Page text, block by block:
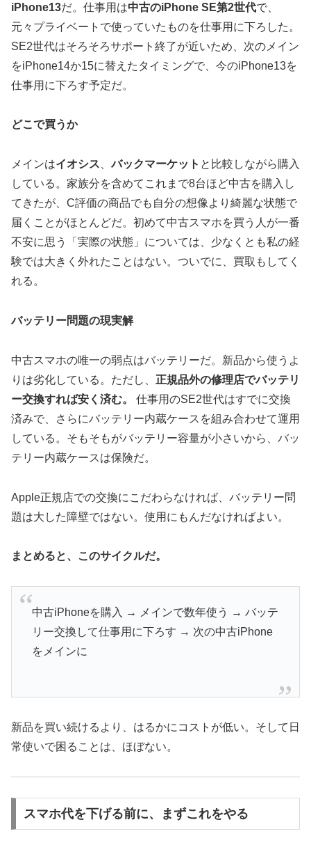
iPhone13だ。仕事用は中古のiPhone SE第2世代で、
元々プライベートで使っていたものを仕事用に下ろした。
SE2世代はそろそろサポート終了が近いため、次のメイン
をiPhone14か15に替えたタイミングで、今のiPhone13を
仕事用に下ろす予定だ。
どこで買うか
メインはイオシス 、バックマーケット と比較しながら購入
している。家族分を含めてこれまで8台ほど中古を購入し
てきたが、C評価の商品でも自分の想像より綺麗な状態で
届くことがほとんどだ。初めて中古スマホを買う人が一番
不安に思う「実際の状態」については、少なくとも私の経
験では大きく外れたことはない。ついでに、買取もしてく
れる。
バッテリー問題の現実解
中古スマホの唯一の弱点はバッテリーだ。新品から使うよ
りは劣化している。ただし、 正規品外の修理店でバッテリ
ー交換すれば安く済む。
仕事用のSE2世代はすでに交換
済みで、さらにバッテリー内蔵ケースを組み合わせて運用
している。そもそもがバッテリー容量が小さいから、バッ
テリー内蔵ケースは保険だ。
Apple正規店での交換にこだわらなければ、バッテリー問
題は大した障壁ではない。使用にもんだなければよい。
まとめると、このサイクルだ。
中古iPhoneを購入 → メインで数年使う → バッテ
リー交換して仕事用に下ろす → 次の中古iPhone
をメインに
新品を買い続けるより、はるかにコストが低い。そして日
常使いで困ることは、ほぼない。
スマホ代を下げる前に、まずこれをやる